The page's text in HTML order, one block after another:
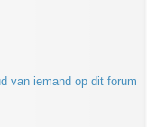
van iemand op dit forum